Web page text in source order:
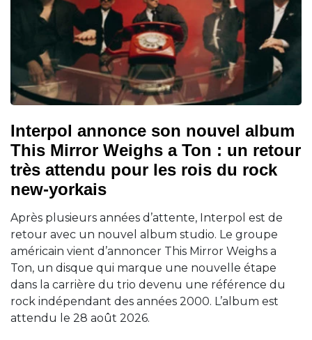
Interpol annonce son nouvel album
This Mirror Weighs a Ton : un retour
très attendu pour les rois du rock
new-yorkais
Après plusieurs années d’attente, Interpol est de
retour avec un nouvel album studio. Le groupe
américain vient d’annoncer This Mirror Weighs a
Ton, un disque qui marque une nouvelle étape
dans la carrière du trio devenu une référence du
rock indépendant des années 2000. L’album est
attendu le 28 août 2026.